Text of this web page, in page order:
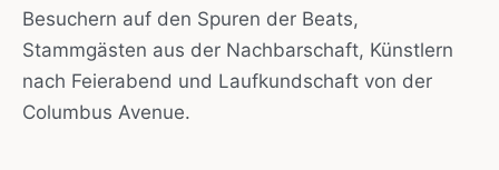
Besuchern auf den Spuren der Beats,
Stammgästen aus der Nachbarschaft, Künstlern
nach Feierabend und Laufkundschaft von der
Columbus Avenue.